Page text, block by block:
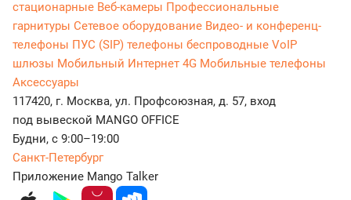
стационарные Веб-камеры Профессиональные
гарнитуры Сетевое оборудование Видео- и конференц-
телефоны ПУС (SIP) телефоны беспроводные VoIP
шлюзы Мобильный Интернет 4G Мобильные телефоны
Аксессуары
117420, г. Москва, ул. Профсоюзная, д. 57, вход
под вывеской MANGO OFFICE
Будни, с 9:00–19:00
Санкт-Петербург
Приложение Mango Talker